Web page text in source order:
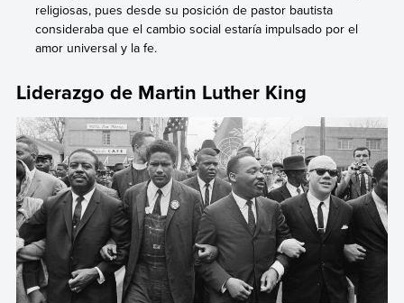
religiosas, pues desde su posición de pastor bautista
consideraba que el cambio social estaría impulsado por el
amor universal y la fe.
Liderazgo de Martin Luther King